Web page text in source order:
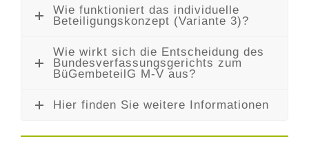
Wie funktioniert das individuelle
Beteiligungskonzept (Variante 3)?
Wie wirkt sich die Entscheidung des
Bundesverfassungsgerichts zum
BüGembeteilG M-V aus?
Hier finden Sie weitere Informationen